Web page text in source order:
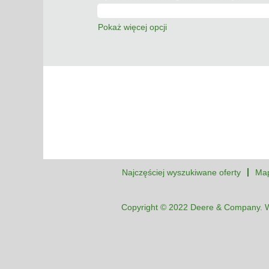
Pokaż więcej opcji
Najczęściej wyszukiwane oferty
Copyright © 2022 Deere & Company.